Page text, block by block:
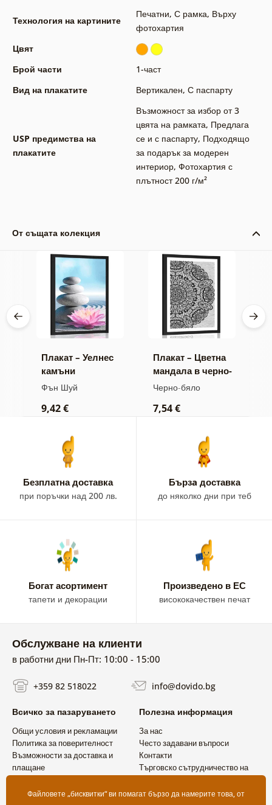
Технология на картините
Печатни, С рамка, Върху
фотохартия
Цвят
Брой части
1-част
Вид на плакатите
Вертикален, С паспарту
USP предимства на
плакатите
Възможност за избор от 3
цвята на рамката, Предлага
се и с паспарту, Подходящо
за подарък за модерен
интериор, Фотохартия с
плътност 200 г/м²
От същата колекция
Плакат – Уелнес
камъни
Фън Шуй
9,42 €
Плакат – Цветна
мандала в черно-
бял вариант
Черно-бяло
7,54 €
Безплатна доставка
при поръчки над 200 лв.
Бързa доставка
до няколко дни при теб
Богат асортимент
тапети и декорации
Произведено в ЕС
висококачествен печат
Обслужване на клиенти
в работни дни Пн-Пт: 10:00 - 15:00
+359 82 518022 info@dovido.bg
Всичко за пазаруването
Общи условия и рекламации
Политика за поверителност
Възможности за доставка и
плащане
Полезна информация
За нас
Често задавани въпроси
Контакти
Търговско сътрудничество на
Файловете „бисквитки“ ви помагат бързо да намерите това, от